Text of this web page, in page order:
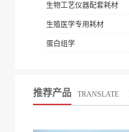
生物工艺仪器配套耗材
生殖医学专用耗材
蛋白组学
推荐产品 TRANSLATE